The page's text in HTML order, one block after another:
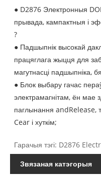
● D2876 Электронныя
прывада, кампактныя і
?
● Падшыпнік высокай
працяглага жыцця для
магутнасці падшыпніка,
● Блок выбару гачас
электрамагнітам, ён мае
паглынання andRelease,
Cear і хуткім;
Гарачыя тэгі: D2876
Звязаная катэгорыя